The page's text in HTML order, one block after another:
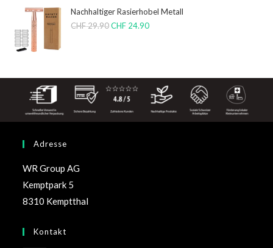
Nachhaltiger Rasierhobel Metall
CHF29.90 CHF 24.90
Adresse
WR Group AG
Kemptpark 5
8310 Kemptthal
Kontakt